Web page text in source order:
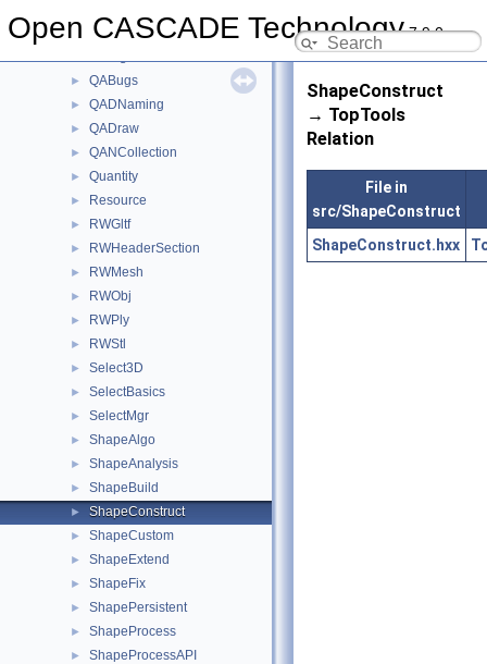
Open CASCADE Technology7.9.0
PrsDim
► QABugs
► QADNaming
► QADraw
► QANCollection
► Quantity
► Resource
► RWGltf
► RWHeaderSection
► RWMesh
► RWObj
► RWPly
► RWStl
► Select3D
► SelectBasics
► SelectMgr
► ShapeAlgo
► ShapeAnalysis
► ShapeBuild
► ShapeConstruct
► ShapeCustom
► ShapeExtend
► ShapeFix
► ShapePersistent
► ShapeProcess
► ShapeProcessAPI
ShapeConstruct
→ TopTools
Relation
File in
src/ShapeConstruct
ShapeConstruct.hxx